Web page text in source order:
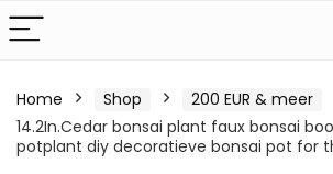
Home Shop 200 EUR & meer
14.2In.Cedar bonsai plant faux bonsai
potplant diy decoratieve bonsai pot for